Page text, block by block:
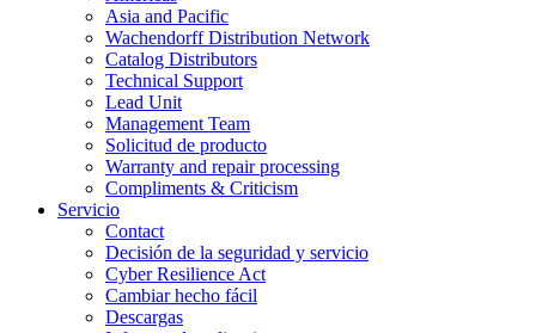
Asia and Pacific
Wachendorff Distribution Network
Catalog Distributors
Technical Support
Lead Unit
Management Team
Solicitud de producto
Warranty and repair processing
Compliments & Criticism
Servicio
Contact
Decisión de la seguridad y servicio
Cyber Resilience Act
Cambiar hecho fácil
Descargas